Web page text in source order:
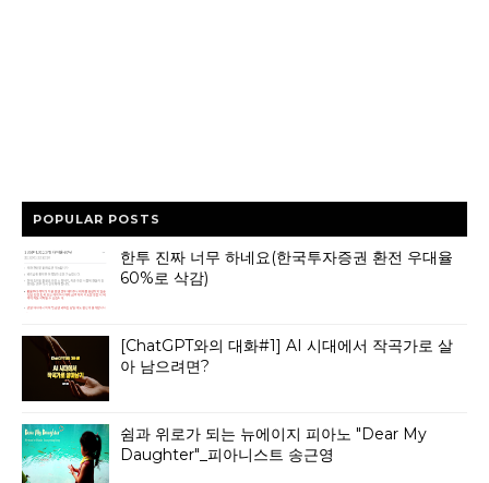
POPULAR POSTS
한투 진짜 너무 하네요(한국투자증권 환전 우대율
60%로 삭감)
[ChatGPT와의 대화#1] AI 시대에서 작곡가로 살
아 남으려면?
쉼과 위로가 되는 뉴에이지 피아노 "Dear My
Daughter"_피아니스트 송근영